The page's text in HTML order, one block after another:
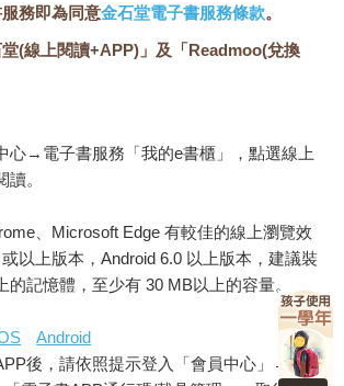
務即為同意金石堂電子書服務條款。
(線上閱讀+APP)」及「Readmoo(兌換
心→電子書服務「我的e書櫃」，點選線上
。
、Microsoft Edge 有較佳的線上瀏覽效
以上版本，Android 6.0 以上版本，建議裝
的記憶體，至少有 30 MB以上的容量。
Android
後，請依照提示登入「會員中心」→「我